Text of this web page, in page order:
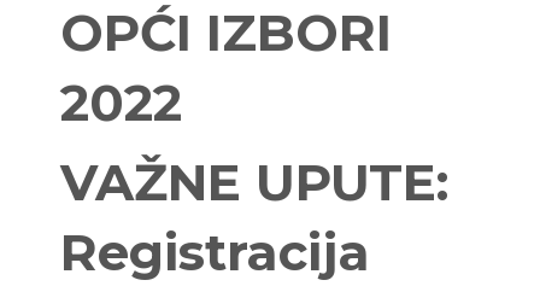
OPĆI IZBORI
2022
VAŽNE UPUTE:
Registracija